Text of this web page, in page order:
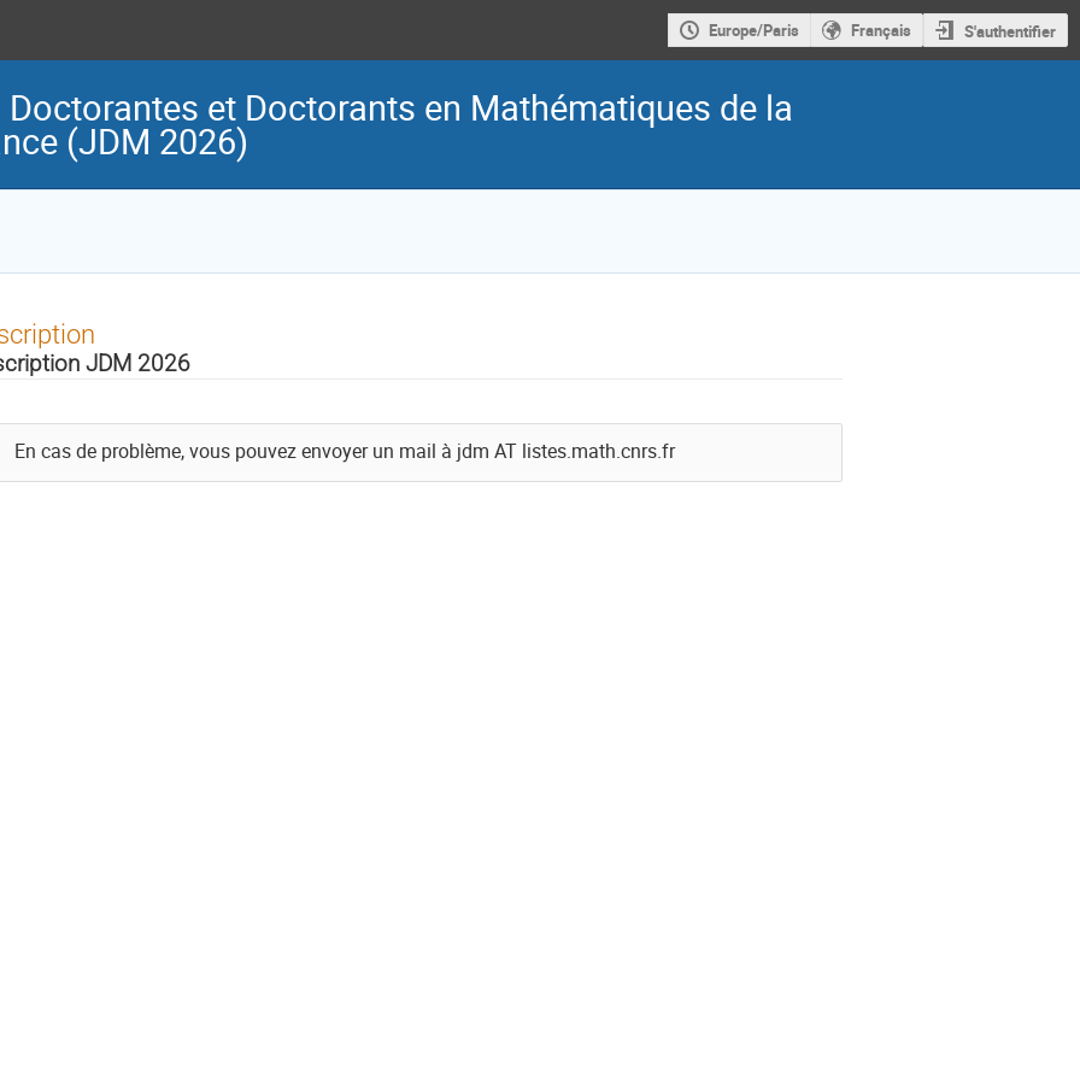
Europe/Paris Français S'authentifier
et Doctorants en Mathématiques de la
(JDM 2026)
JDM 2026
En cas de problème, vous pouvez envoyer un mail à jdm AT listes.math.cnrs.fr